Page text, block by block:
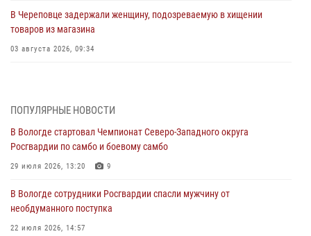
В Череповце задержали женщину, подозреваемую в хищении
товаров из магазина
03 августа 2026, 09:34
самбо
ЗА МИНУВШУЮ НЕДЕЛЮ СОТРУДНИКАМИ ВНЕВЕДОМСТВЕННОЙ
ОХРАНЫ РОСГВАРДИИ В ВОЛОГОДСКОЙ ОБЛАСТИ ЗАДЕРЖАНО 23
02 августа 2026, 10:37
Росгвардейцы в г. Соколе задержали несовершеннолетнего
ПОПУЛЯРНЫЕ НОВОСТИ
В Вологде стартовал Чемпионат Северо-Западного округа
Росгвардии по самбо и боевому самбо
29 июля 2026, 13:20 9
В Вологде сотрудники Росгвардии спасли мужчину от
необдуманного поступка
22 июля 2026, 14:57